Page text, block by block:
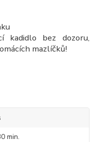
kadidlo bez dozoru,
mazlíčků!
min.